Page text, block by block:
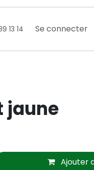
Événements
13 14 Se connecter
jaune
Ajouter